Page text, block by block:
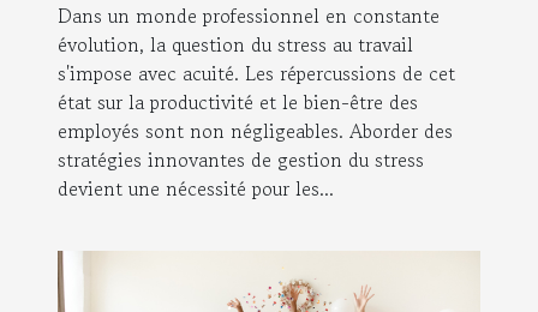
Dans un monde professionnel en constante
évolution, la question du stress au travail
s'impose avec acuité. Les répercussions de cet
état sur la productivité et le bien-être des
employés sont non négligeables. Aborder des
stratégies innovantes de gestion du stress
devient une nécessité pour les...